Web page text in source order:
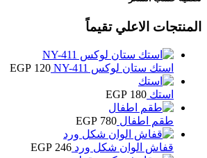
المنتجات الاعلي تقيماً
استك ستان لوكس NY-411 EGP 120
استك EGP 180
طقم اطفال EGP 780
قفاش الوان شكل ورد EGP 246